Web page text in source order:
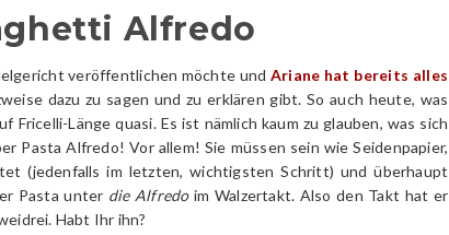
Alfredo
veröffentlichen möchte und Ariane hat bereits alles
dazu zu sagen und zu erklären gibt. So auch heute, was
Fricelli-Länge quasi. Es ist nämlich kaum zu glauben, was sich
Pasta Alfredo! Vor allem! Sie müssen sein wie Seidenpapier,
(jedenfalls im letzten, wichtigsten Schritt) und überhaupt
Pasta unter die Alfredoim Walzertakt. Also den Takt hat er
Habt Ihr ihn?